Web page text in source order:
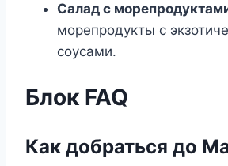
Салад с
морепродукты с
соусами.
Блок FAQ
Как добраться до